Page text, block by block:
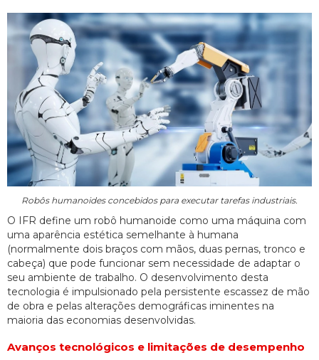
Robôs humanoides concebidos para executar tarefas industriais.
O IFR define um robô humanoide como uma máquina com
uma aparência estética semelhante à humana
(normalmente dois braços com mãos, duas pernas, tronco e
cabeça) que pode funcionar sem necessidade de adaptar o
seu ambiente de trabalho. O desenvolvimento desta
tecnologia é impulsionado pela persistente escassez de mão
de obra e pelas alterações demográficas iminentes na
maioria das economias desenvolvidas.
Avanços tecnológicos e limitações de desempenho